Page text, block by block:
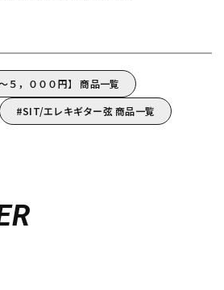
５，０００円】 商品一覧
SIT/エレキギター弦 商品一覧